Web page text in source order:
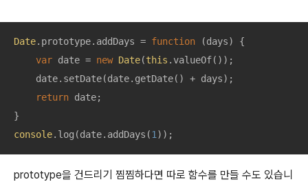
Date.prototype.addDays = function (days) {
var date = new Date(this .valueOf());
    date.setDate(date.getDate() + days);
return date;
console.log(date.addDays(1 ));
prototype을 건드리기 찜찜하다면 따로 함수를 만들 수도 있습니